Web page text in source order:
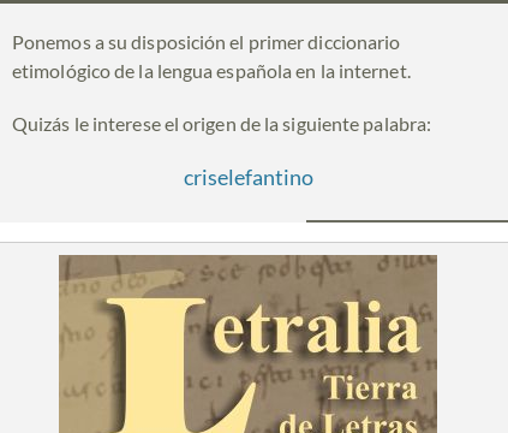
Ponemos a su disposición el primer diccionario
etimológico de la lengua española en la internet.
Quizás le interese el origen de la siguiente palabra:
criselefantino